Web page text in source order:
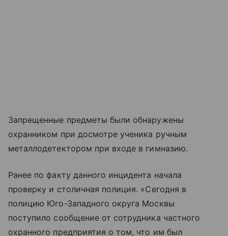
Запрещенные предметы были обнаружены
охранником при досмотре ученика ручным
металлодетектором при входе в гимназию.
Ранее по факту данного инцидента начала
проверку и столичная полиция. «Сегодня в
полицию Юго-Западного округа Москвы
поступило сообщение от сотрудника частного
охранного предприятия о том, что им был